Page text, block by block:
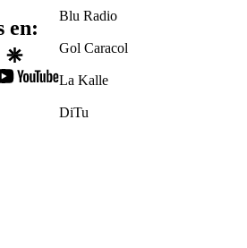
youtube-
en:
twittergoogle
Blu Radio
Gol Caracol
La Kalle
DiTu